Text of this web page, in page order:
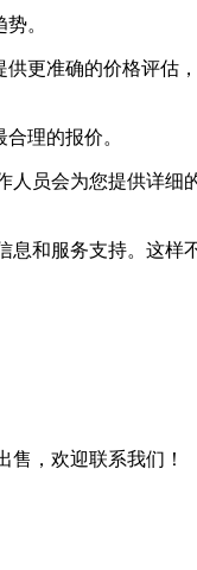
。
更准确的价格评估
理的报价。
员会为您提供详细
和服务支持。这样
售，欢迎联系我们！